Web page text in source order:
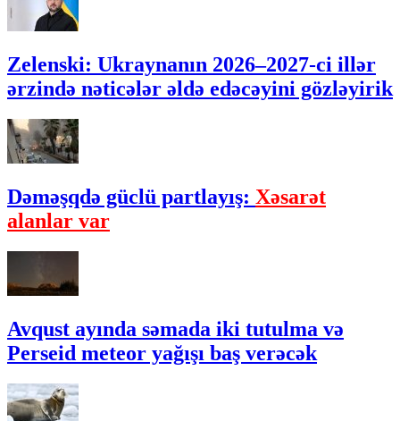
Zelenski: Ukraynanın 2026–2027-ci illər
ərzində nəticələr əldə edəcəyini gözləyirik
Dəməşqdə güclü partlayış: Xəsarət
alanlar var
Avqust ayında səmada iki tutulma və
Perseid meteor yağışı baş verəcək